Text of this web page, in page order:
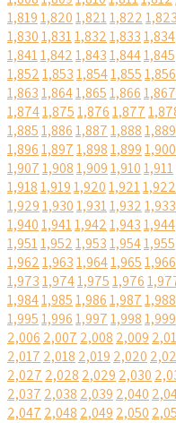
1,8191,8201,8211,8221,823
1,8301,8311,8321,8331,834
1,8411,8421,8431,8441,845
1,8521,8531,8541,8551,856
1,8631,8641,8651,8661,867
1,8741,8751,8761,877
1,8851,8861,8871,8881,889
1,8961,8971,8981,8991,900
1,9071,9081,9091,9101,911
1,9181,9191,9201,9211,922
1,9291,9301,9311,9321,933
1,9401,9411,9421,9431,944
1,9511,9521,9531,9541,955
1,9621,9631,9641,9651,966
1,9731,9741,9751,976
1,9841,9851,9861,9871,988
1,9951,9961,9971,9981,999
2,006 2,007 2,008 2,009
2,017 2,018 2,019 2,020
2,027 2,028 2,029 2,030
2,037 2,038 2,039 2,040
2,047 2,048 2,049 2,050